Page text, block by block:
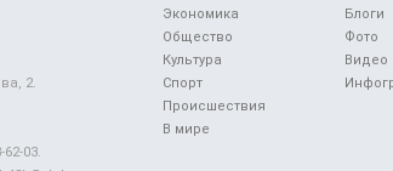
Экономика
Общество
Культура
Спорт
Происшествия
В мире
Блоги
Фото
Видео
2.
62-03.